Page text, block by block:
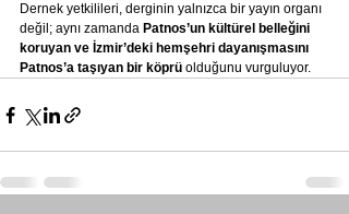
Dernek yetkilileri, derginin yalnızca bir yayın organı
değil; aynı zamanda Patnos’un kültürel belleğini
koruyan ve İzmir’deki hemşehri dayanışmasını
Patnos’a taşıyan bir köprü olduğunu vurguluyor.